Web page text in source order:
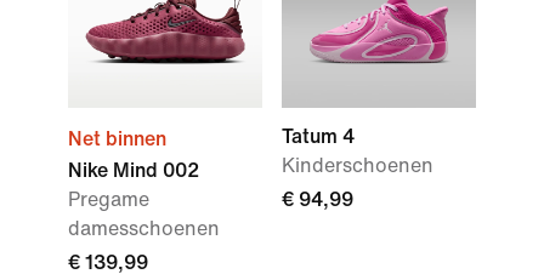
Net binnen
Nike Mind 002
Pregame
damesschoenen
€ 139,99
Tatum 4
Kinderschoenen
€ 94,99